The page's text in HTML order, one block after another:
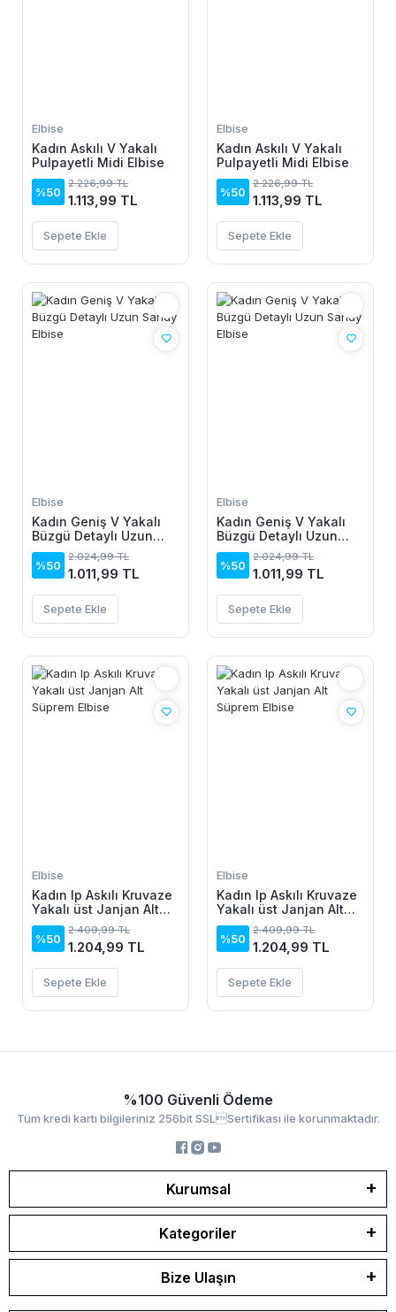
Elbise
Kadın Askılı V Yakalı
Pulpayetli Midi Elbise
%50
2.226,99 TL
1.113,99 TL
Sepete Ekle
Elbise
Kadın Askılı V Yakalı
Pulpayetli Midi Elbise
%50
2.226,99 TL
1.113,99 TL
Sepete Ekle
Elbise
Kadın Geniş V Yakalı
Büzgü Detaylı Uzun
Sandy Elbise
%50
2.024,99 TL
1.011,99 TL
Sepete Ekle
Elbise
Kadın Geniş V Yakalı
Büzgü Detaylı Uzun
Sandy Elbise
%50
2.024,99 TL
1.011,99 TL
Sepete Ekle
Elbise
Kadın Ip Askılı Kruvaze
Yakalı üst Janjan Alt
Süprem Elbise
%50
2.409,99 TL
1.204,99 TL
Sepete Ekle
Elbise
Kadın Ip Askılı Kruvaze
Yakalı üst Janjan Alt
Süprem Elbise
%50
2.409,99 TL
1.204,99 TL
Sepete Ekle
%100 Güvenli Ödeme
Tüm kredi kartı bilgileriniz 256bit SSLSertifikası ile korunmaktadır.
Kurumsal
Kategoriler
Bize Ulaşın